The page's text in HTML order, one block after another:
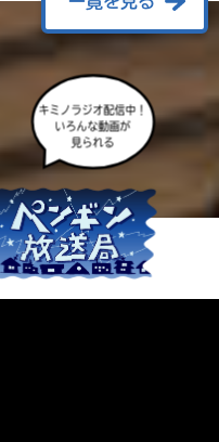
キミノラジオ配信中！
いろんな動画が
見られる
度
み
て
ね
る